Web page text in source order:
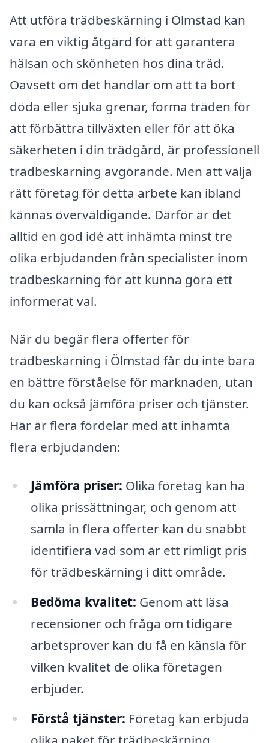
Att utföra trädbeskärning i Ölmstad kan
vara en viktig åtgärd för att garantera
hälsan och skönheten hos dina träd.
Oavsett om det handlar om att ta bort
döda eller sjuka grenar, forma träden för
att förbättra tillväxten eller för att öka
säkerheten i din trädgård, är professionell
trädbeskärning avgörande. Men att välja
rätt företag för detta arbete kan ibland
kännas överväldigande. Därför är det
alltid en god idé att inhämta minst tre
olika erbjudanden från specialister inom
trädbeskärning för att kunna göra ett
informerat val.
När du begär flera offerter för
trädbeskärning i Ölmstad får du inte bara
en bättre förståelse för marknaden, utan
du kan också jämföra priser och tjänster.
Här är flera fördelar med att inhämta
flera erbjudanden:
Jämföra priser: Olika företag kan ha
olika prissättningar, och genom att
samla in flera offerter kan du snabbt
identifiera vad som är ett rimligt pris
för trädbeskärning i ditt område.
Bedöma kvalitet: Genom att läsa
recensioner och fråga om tidigare
arbetsprover kan du få en känsla för
vilken kvalitet de olika företagen
erbjuder.
Förstå tjänster: Företag kan erbjuda